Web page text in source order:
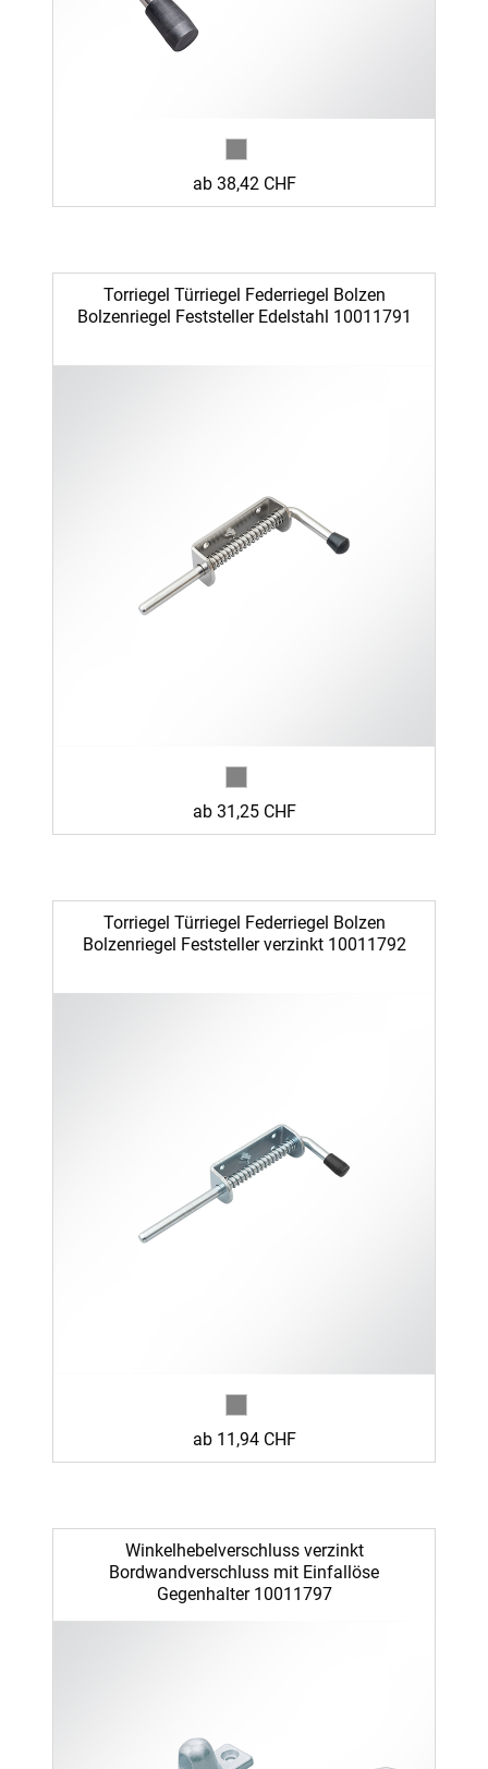
ab 38,42 CHF
Torriegel Türriegel Federriegel Bolzen
Bolzenriegel Feststeller Edelstahl 10011791
ab 31,25 CHF
Torriegel Türriegel Federriegel Bolzen
Bolzenriegel Feststeller verzinkt 10011792
ab 11,94 CHF
Winkelhebelverschluss verzinkt
Bordwandverschluss mit Einfallöse
Gegenhalter 10011797